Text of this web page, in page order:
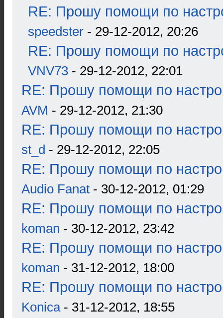
RE: Прошу помощи по
speedster - 29-12-2012, 20:26
RE: Прошу помощи по
VNV73 - 29-12-2012, 22:01
RE: Прошу помощи по
AVM - 29-12-2012, 21:30
RE: Прошу помощи по
st_d - 29-12-2012, 22:05
RE: Прошу помощи по
Audio Fanat - 30-12-2012, 01:29
RE: Прошу помощи по
koman - 30-12-2012, 23:42
RE: Прошу помощи по
koman - 31-12-2012, 18:00
RE: Прошу помощи по
Konica- 31-12-2012, 18:55